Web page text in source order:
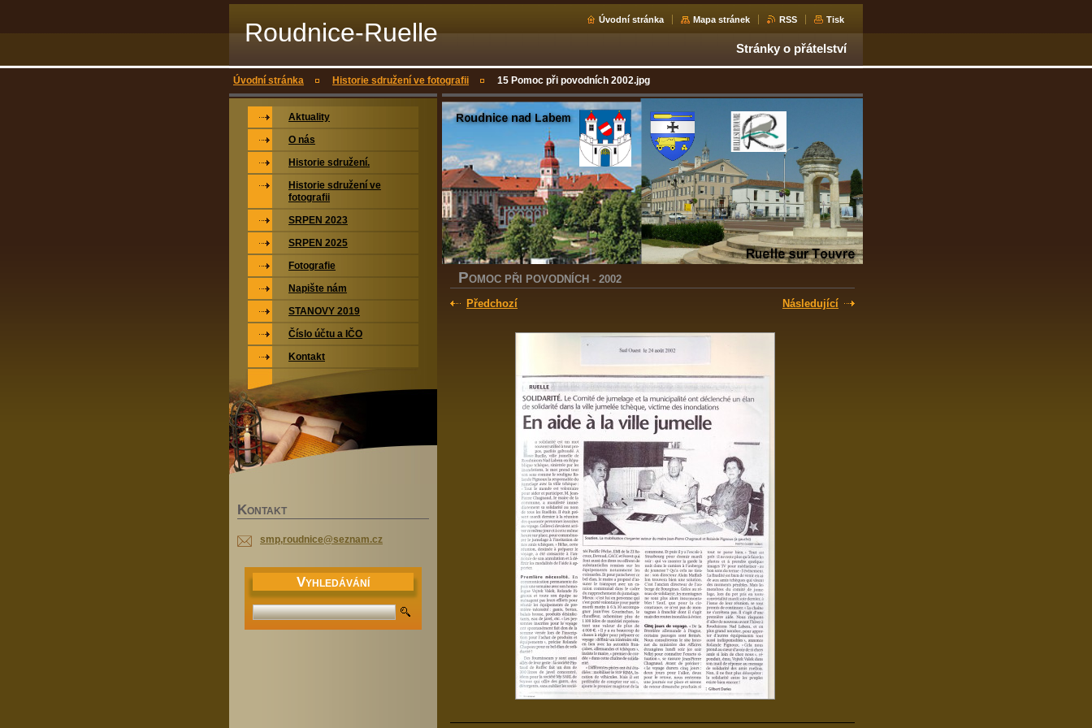
Roudnice-Ruelle Úvodní stránka Mapa stránek RSS Tisk
Stránky o přátelství
Úvodní stránka Historie sdružení ve fotografii 15 Pomoc při povodních 2002.jpg
POMOC PŘI POVODNÍCH - 2002
Předchozí
Následující
Aktuality
O nás
Historie sdružení.
Historie sdružení ve
fotografii
SRPEN 2023
SRPEN 2025
Fotografie
Napište nám
STANOVY 2019
Číslo účtu a IČO
Kontakt
KONTAKT
smp,roudnice@seznam.cz
VYHLEDÁVÁNÍ